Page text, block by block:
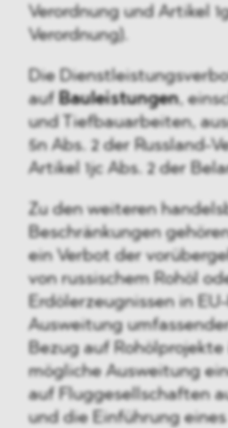
Verordnung und Artikel
Verordnung).
Die
auf Bauleistungen,
und Tiefbauarbeiten,
5n Abs. 2 der Russland-
Artikel 1jc Abs. 2 der
Zu den weiteren
Beschränkungen
ein Verbot der
von russischem Rohöl
Erdölerzeugnissen in
Ausweitung
Bezug auf Rohölprojekte
mögliche Ausweitung
auf Fluggesellschaften
und die Einführung